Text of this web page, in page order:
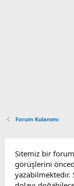
Forum Kulanımı
Sitemiz bir
görüşlerini
yazabilmektedir.